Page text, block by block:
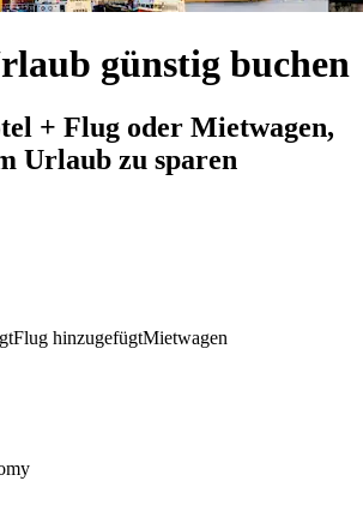
günstig buchen
+ Flug oder Mietwagen,
Urlaub zu sparen
Flug hinzugefügtMietwagen